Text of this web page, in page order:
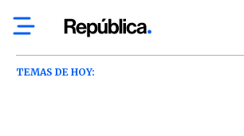
TEMAS DE HOY: